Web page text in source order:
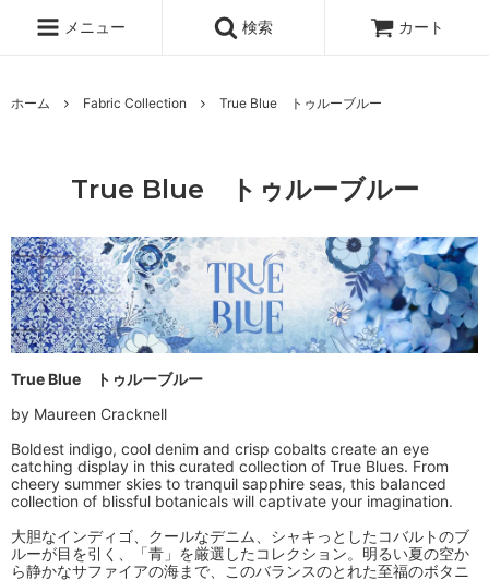
メニュー 検索 カート
ホーム Fabric Collection True Blue トゥルーブルー
True Blue トゥルーブルー
True Blue トゥルーブルー
by Maureen Cracknell
Boldest indigo, cool denim and crisp cobalts create an eye
catching display in this curated collection of True Blues. From
cheery summer skies to tranquil sapphire seas, this balanced
collection of blissful botanicals will captivate your imagination.
大胆なインディゴ、クールなデニム、シャキっとしたコバルトのブ
ルーが目を引く、「青」を厳選したコレクション。明るい夏の空か
ら静かなサファイアの海まで、このバランスのとれた至福のボタニ